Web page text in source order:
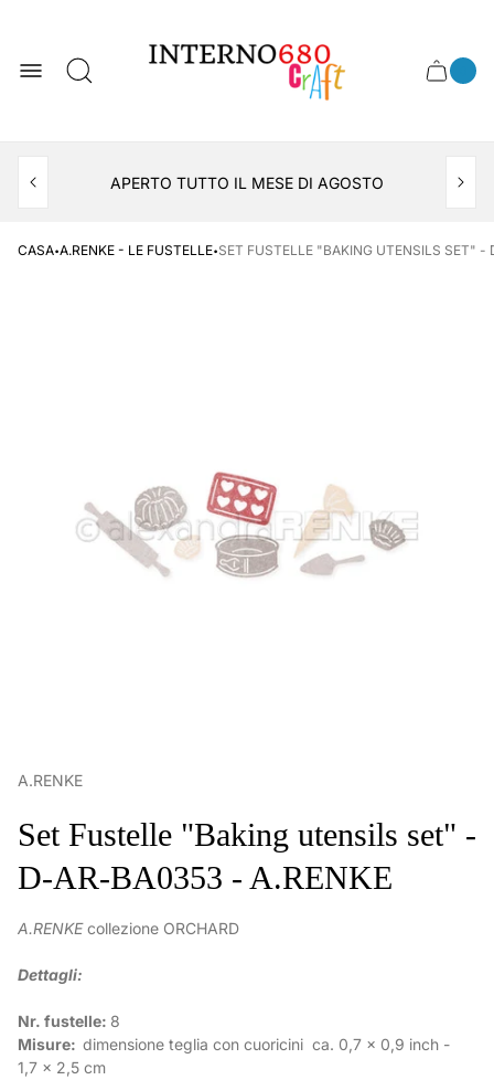
del
negozio
Cassetto
APERTO TUTTO IL MESE DI AGOSTO
CASA·A.RENKE - LE FUSTELLE·SET FUSTELLE "BAKING UTENSILS SET"
A.RENKE
Set Fustelle "Baking utensils set" -
D-AR-BA0353 - A.RENKE
A.RENKEcollezione ORCHARD
Dettagli:
Nr. fustelle: 8
Misure: dimensione teglia con cuoricini ca. 0,7 x 0,9 inch -
1,7 x 2,5 cm